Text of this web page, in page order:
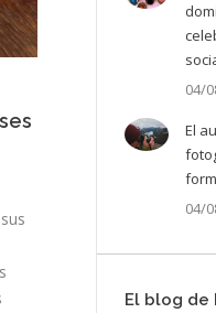
04/
El
04/
El blog de